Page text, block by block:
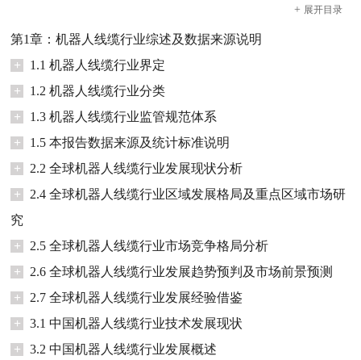
+ 展开目录
第1章：机器人线缆行业综述及数据来源说明
+
1.1 机器人线缆行业界定
+
1.2 机器人线缆行业分类
+
1.3 机器人线缆行业监管规范体系
+
1.5 本报告数据来源及统计标准说明
+
2.2 全球机器人线缆行业发展现状分析
+
2.4 全球机器人线缆行业区域发展格局及重点区域市场研
究
+
2.5 全球机器人线缆行业市场竞争格局分析
+
2.6 全球机器人线缆行业发展趋势预判及市场前景预测
+
2.7 全球机器人线缆行业发展经验借鉴
+
3.1 中国机器人线缆行业技术发展现状
+
3.2 中国机器人线缆行业发展概述